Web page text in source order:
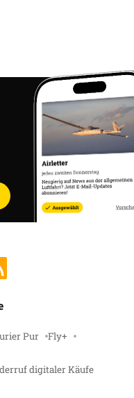
Pur Fly+
digitaler Käufe